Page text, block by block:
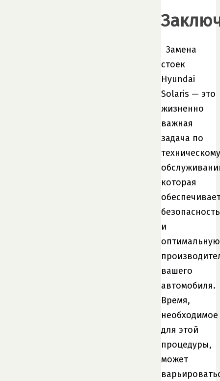
Замена
стоек
Hyundai
Solaris — это
жизненно
важная
задача по
техническому
которая
безопасность
и
оптимальную
вашего
автомобиля.
Время,
необходимое
для этой
процедуры,
может